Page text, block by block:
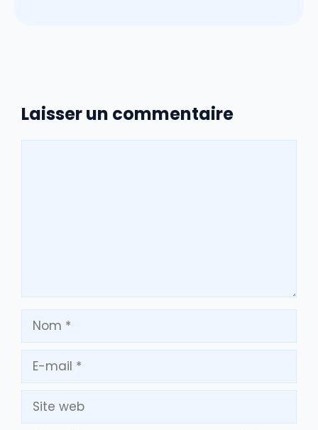
Laisser un commentaire
Nom
mail
Site
web